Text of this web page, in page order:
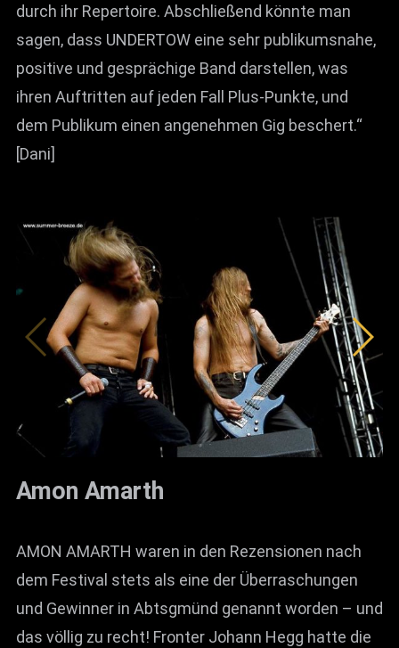
durch ihr Repertoire. Abschließend könnte man
sagen, dass UNDERTOW eine sehr publikumsnahe,
positive und gesprächige Band darstellen, was
ihren Auftritten auf jeden Fall Plus-Punkte, und
dem Publikum einen angenehmen Gig beschert.“
[Dani]
Amon Amarth
AMON AMARTH waren in den Rezensionen nach
dem Festival stets als eine der Überraschungen
und Gewinner in Abtsgmünd genannt worden – und
das völlig zu recht! Fronter Johann Hegg hatte die